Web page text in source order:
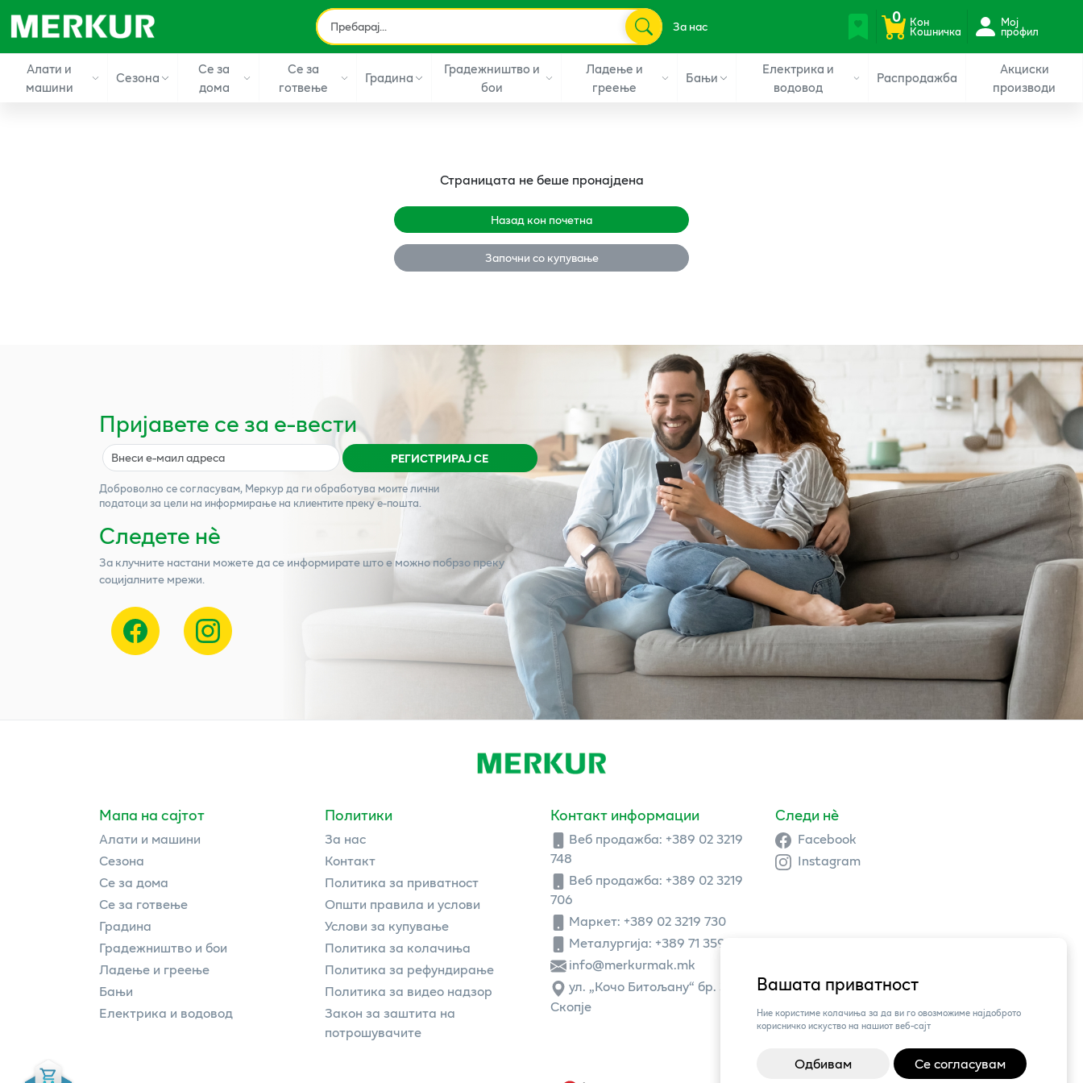
Вашата приватност
Ние користиме колачиња за да ви го овозможиме најдоброто
корисничко искуство на нашиот веб-сајт
Одбивам Се согласувам
За нас 0 Кон
Кошничка
Мој
профил
Алати и
машини
Сезона
Се за
дома
Се за
готвење
Градина
Градежништво и
бои
Ладење и
греење
Бањи
Електрика и
водовод
Распродажба
Акциски
производи
Страницата не беше пронајдена
Назад кон почетна
Започни со купување
Пријавете се за е-вести
РЕГИСТРИРАЈ СЕ
Доброволно се согласувам, Меркурда ги обработува моите лични
податоци за цели на информирање на клиентите преку е-пошта.
Следете нѐ
За клучните настани можете да се информирате што е можно побрзо преку
социјалните мрежи.
Мапа на сајтот
Алати и машини
Сезона
Се за дома
Се за готвење
Градина
Градежништво и бои
Ладење и греење
Бањи
Електрика и водовод
Политики
За нас
Контакт
Политика за приватност
Општи правила и услови
Услови за купување
Политика за колачиња
Политика за рефундирање
Политика за видео надзор
Закон за заштита на
потрошувачите
Контакт информации
Веб продажба: +389 02 3219
748
Веб продажба: +389 02 3219
706
Маркет: +389 02 3219 730
Металургија: +389 71 359 504
info@merkurmak.mk
ул. „Кочо Битољану“ бр. 3,
Скопје
Следи нè
Facebook
Instagram